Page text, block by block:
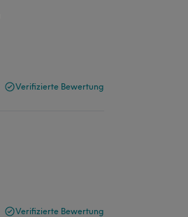
Verifizierte Bewertung
Verifizierte Bewertung